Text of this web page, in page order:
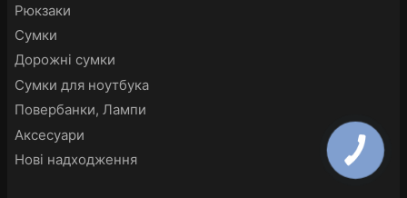
Рюкзаки
Сумки
Дорожні сумки
Сумки для ноутбука
Повербанки, Лампи
Аксесуари
Нові надходження